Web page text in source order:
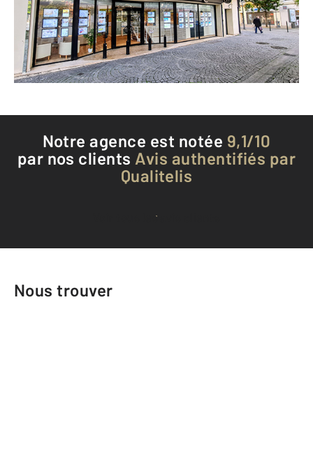
Envoyer un message
Téléphoner à l'agence
Notre agence est notée 9,1/10
par nos clients Avis authentifiés par
Qualitelis
Voir tous les avis clients
Nous trouver